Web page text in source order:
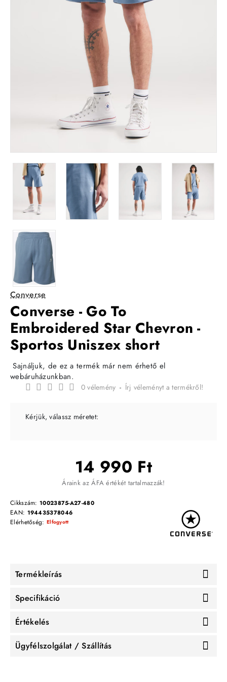
Converse
Converse - Go To
Embroidered Star Chevron -
Sportos Uniszex short
Sajnáljuk, de ez a termék már nem érhető el
webáruházunkban.
0 vélemény - Írj véleményt a termékről!
14 990 Ft
Áraink az ÁFA értékét tartalmazzák!
Cikkszám: 10023875-A27-480
EAN: 194435378046
Elérhetőség: Elfogyott
Kérjük, válassz méretet:
Termékleírás
Specifikáció
Értékelés
Ügyfélszolgálat / Szállítás